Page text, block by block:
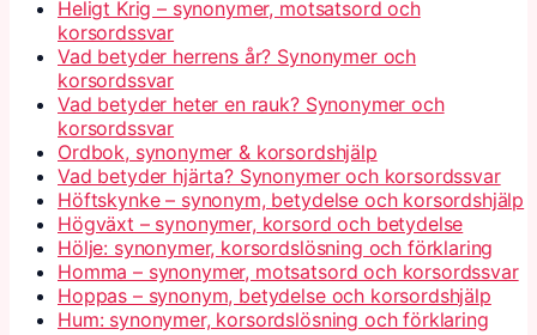
Heligt Krig – synonymer, motsatsord och
korsordssvar
Vad betyder herrens år? Synonymer och
korsordssvar
Vad betyder heter en rauk? Synonymer och
korsordssvar
Ordbok, synonymer & korsordshjälp
Vad betyder hjärta? Synonymer och korsordssvar
Höftskynke – synonym, betydelse och korsordshjälp
Högväxt – synonymer, korsord och betydelse
Hölje: synonymer, korsordslösning och förklaring
Homma – synonymer, motsatsord och korsordssvar
Hoppas – synonym, betydelse och korsordshjälp
Hum: synonymer, korsordslösning och förklaring